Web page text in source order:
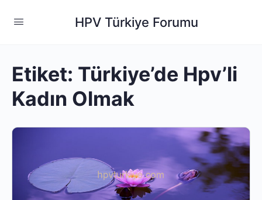
HPV Türkiye Forumu
Etiket: Türkiye’de Hpv’li
Kadın Olmak